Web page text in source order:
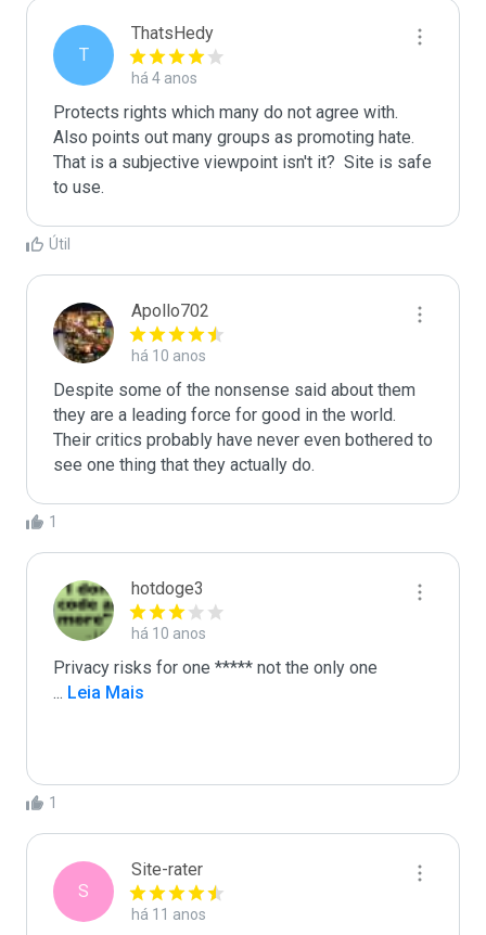
T
ThatsHedy
há 4 anos
Protects rights which many do not agree with.
Also points out many groups as promoting hate.
That is a subjective viewpoint isn't it?  Site is safe
to use.
Útil
Apollo702
há 10 anos
Despite some of the nonsense said about them
they are a leading force for good in the world.
Their critics probably have never even bothered to
see one thing that they actually do.
1
hotdoge3
há 10 anos
... Leia Mais
1
S
Site-rater
há 11 anos